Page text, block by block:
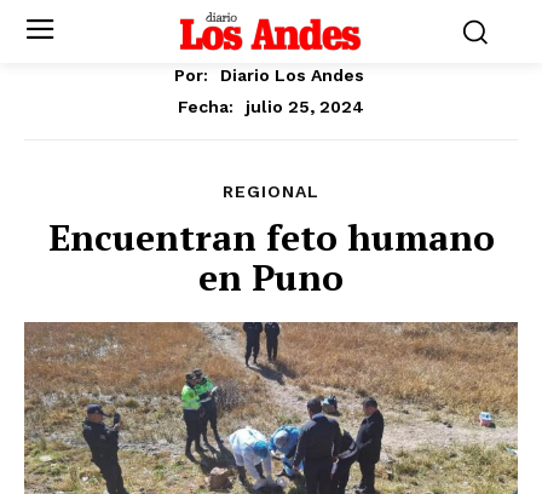
Por:
Diario Los Andes
Fecha:
julio 25, 2024
REGIONAL
Encuentran feto humano
en Puno